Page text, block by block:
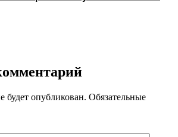
будет опубликован. Обязательные